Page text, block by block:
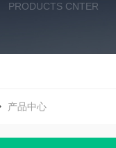
PRODUCTS CNTER
产品中心